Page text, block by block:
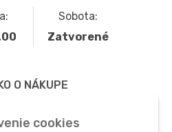
cookies
Sobota:
Zatvorené
O NÁKUPE